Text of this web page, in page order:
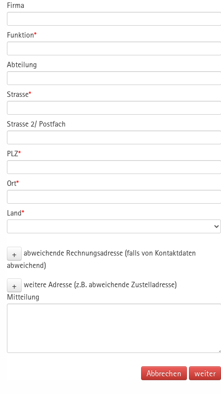
Firma
Funktion*
Abteilung
Strasse*
Strasse 2/ Postfach
PLZ*
Ort*
Land*
+
abweichende Rechnungsadresse (falls von Kontaktdaten
abweichend)
+
weitere Adresse (z.B. abweichende Zustelladresse)
Mitteilung
Abbrechen